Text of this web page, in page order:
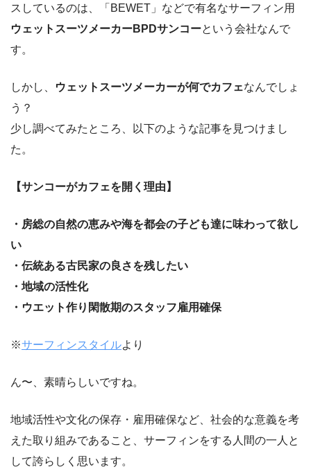
スしているのは、「BEWET」などで有名なサーフィン用
ウェットスーツメーカーBPDサンコーという会社なんで
す。
しかし、 ウェットスーツメーカーが何でカフェなんでしょ
う？
少し調べてみたところ、以下のような記事を見つけまし
た。
【サンコーがカフェを開く理由】
・房総の自然の恵みや海を都会の子ども達に味わって欲し
い
・伝統ある古民家の良さを残したい
・地域の活性化
・ウエット作り閑散期のスタッフ雇用確保
※サーフィンスタイルより
ん〜、素晴らしいですね。
地域活性や文化の保存・雇用確保など、社会的な意義を考
えた取り組みであること、サーフィンをする人間の一人と
して誇らしく思います。